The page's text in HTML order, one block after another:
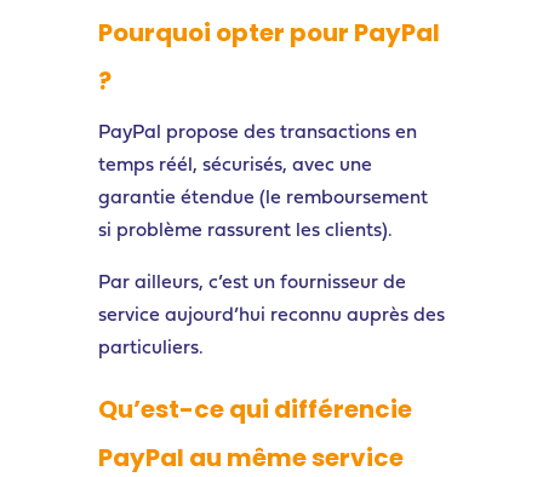
Pourquoi opter pour PayPal
?
PayPal propose des transactions en
temps réél, sécurisés, avec une
garantie étendue (le remboursement
si problème rassurent les clients).
Par ailleurs, c’est un fournisseur de
service aujourd’hui reconnu auprès des
particuliers.
Qu’est-ce qui différencie
PayPal au même service